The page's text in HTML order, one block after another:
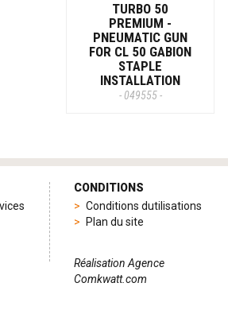
TURBO 50
PREMIUM -
PNEUMATIC GUN
FOR CL 50 GABION
STAPLE
INSTALLATION
- 049555 -
CONDITIONS
Conditions dutilisations
Plan du site
Réalisation Agence
Comkwatt.com